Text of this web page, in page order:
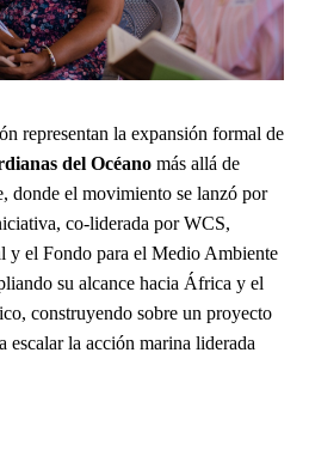
representan la expansión formal de
del Océano más allá de
donde el movimiento se lanzó por
co-liderada por WCS,
y el Fondo para el Medio Ambiente
su alcance hacia África y el
construyendo sobre un proyecto
escalar la acción marina liderada